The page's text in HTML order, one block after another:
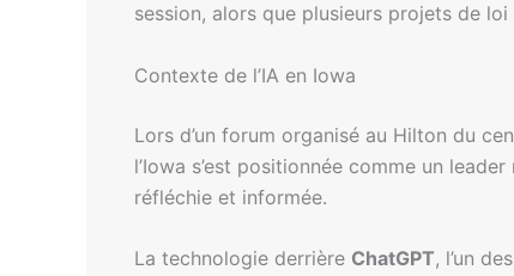
session, alors que plusieurs projets de
Contexte de l’IA en Iowa
Lors d’un forum organisé au Hilton du
l’Iowa s’est positionnée comme un
réfléchie et informée.
La technologie derrière ChatGPT, l’un